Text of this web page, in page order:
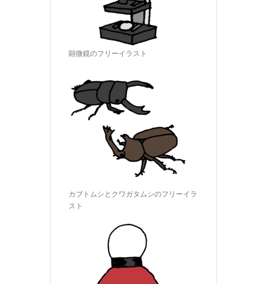
顕微鏡のフリーイラスト
カブトムシとクワガタムシのフリーイラ
スト